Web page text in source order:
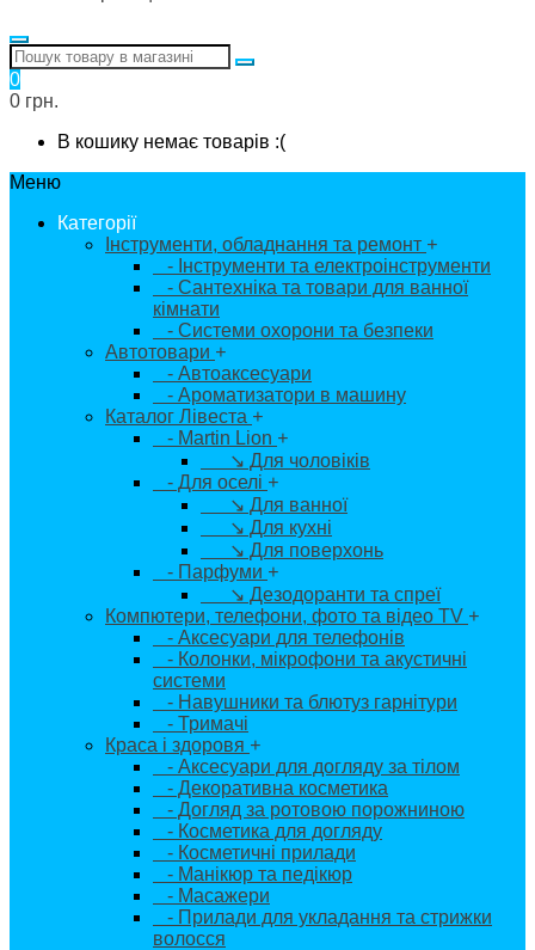
0
0 грн.
В кошику немає товарів :(
Меню
Категорії
Інструменти, обладнання та ремонт +
- Інструменти та електроінструменти
- Сантехніка та товари для ванної
кімнати
- Системи охорони та безпеки
Автотовари +
- Автоаксесуари
- Ароматизатори в машину
Каталог Лівеста +
- Martin Lion +
↘ Для чоловіків
- Для оселі +
↘ Для ванної
↘ Для кухні
↘ Для поверхонь
- Парфуми +
↘ Дезодоранти та спреї
Компютери, телефони, фото та відео TV +
- Аксесуари для телефонів
- Колонки, мікрофони та акустичні
системи
- Навушники та блютуз гарнітури
- Тримачі
Краса і здоровя +
- Аксесуари для догляду за тілом
- Декоративна косметика
- Догляд за ротовою порожниною
- Косметика для догляду
- Косметичні прилади
- Манікюр та педікюр
- Масажери
- Прилади для укладання та стрижки
волосся